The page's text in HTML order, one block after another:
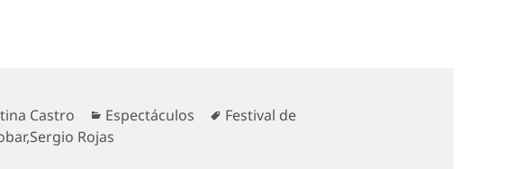
Castro Categorías
Espectáculos Etiquetas
Festival de
,Sergio Rojas